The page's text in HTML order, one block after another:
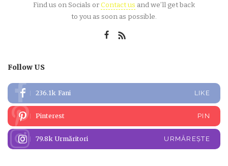
Find us on Socials orContact us and we’ll get back
to you as soon as possible.
Follow US
236.1k Fani LIKE
Pinterest PIN
79.8k Urmăritori URMĂREȘTE